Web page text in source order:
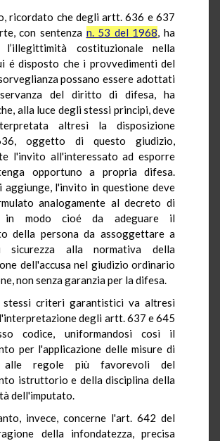
ricordato che degli artt. 636 e 637
con sentenza n. 53 del 1968, ha
l’illegittimità costituzionale nella
é disposto che i provvedimenti del
possano essere adottati
del diritto di difesa, ha
alla luce degli stessi principi, deve
altresì la disposizione
oggetto di questo giudizio,
l'invito all'interessato ad esporre
opportuno a propria difesa.
aggiunge, l'invito in questione deve
analogamente al decreto di
in modo cioé da adeguare il
della persona da assoggettare a
sicurezza alla normativa della
dell'accusa nel giudizio ordinario
non senza garanzia per la difesa.
stessi criteri garantistici va altresì
degli artt. 637 e 645
codice, uniformandosi così il
per l'applicazione delle misure di
alle regole più favorevoli del
istruttorio e della disciplina della
dell'imputato.
invece, concerne l'art. 642 del
della infondatezza, precisa